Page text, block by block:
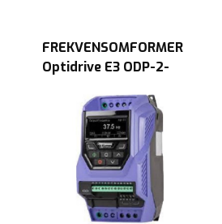
FREKVENSOMFORMER
Optidrive E3 ODP-2-